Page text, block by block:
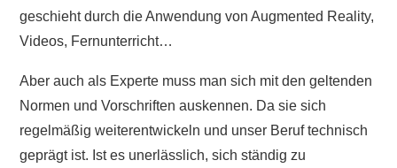
geschieht durch die Anwendung von Augmented Reality,
Videos, Fernunterricht…
Aber auch als Experte muss man sich mit den geltenden
Normen und Vorschriften auskennen. Da sie sich
regelmäßig weiterentwickeln und unser Beruf technisch
geprägt ist. Ist es unerlässlich, sich ständig zu